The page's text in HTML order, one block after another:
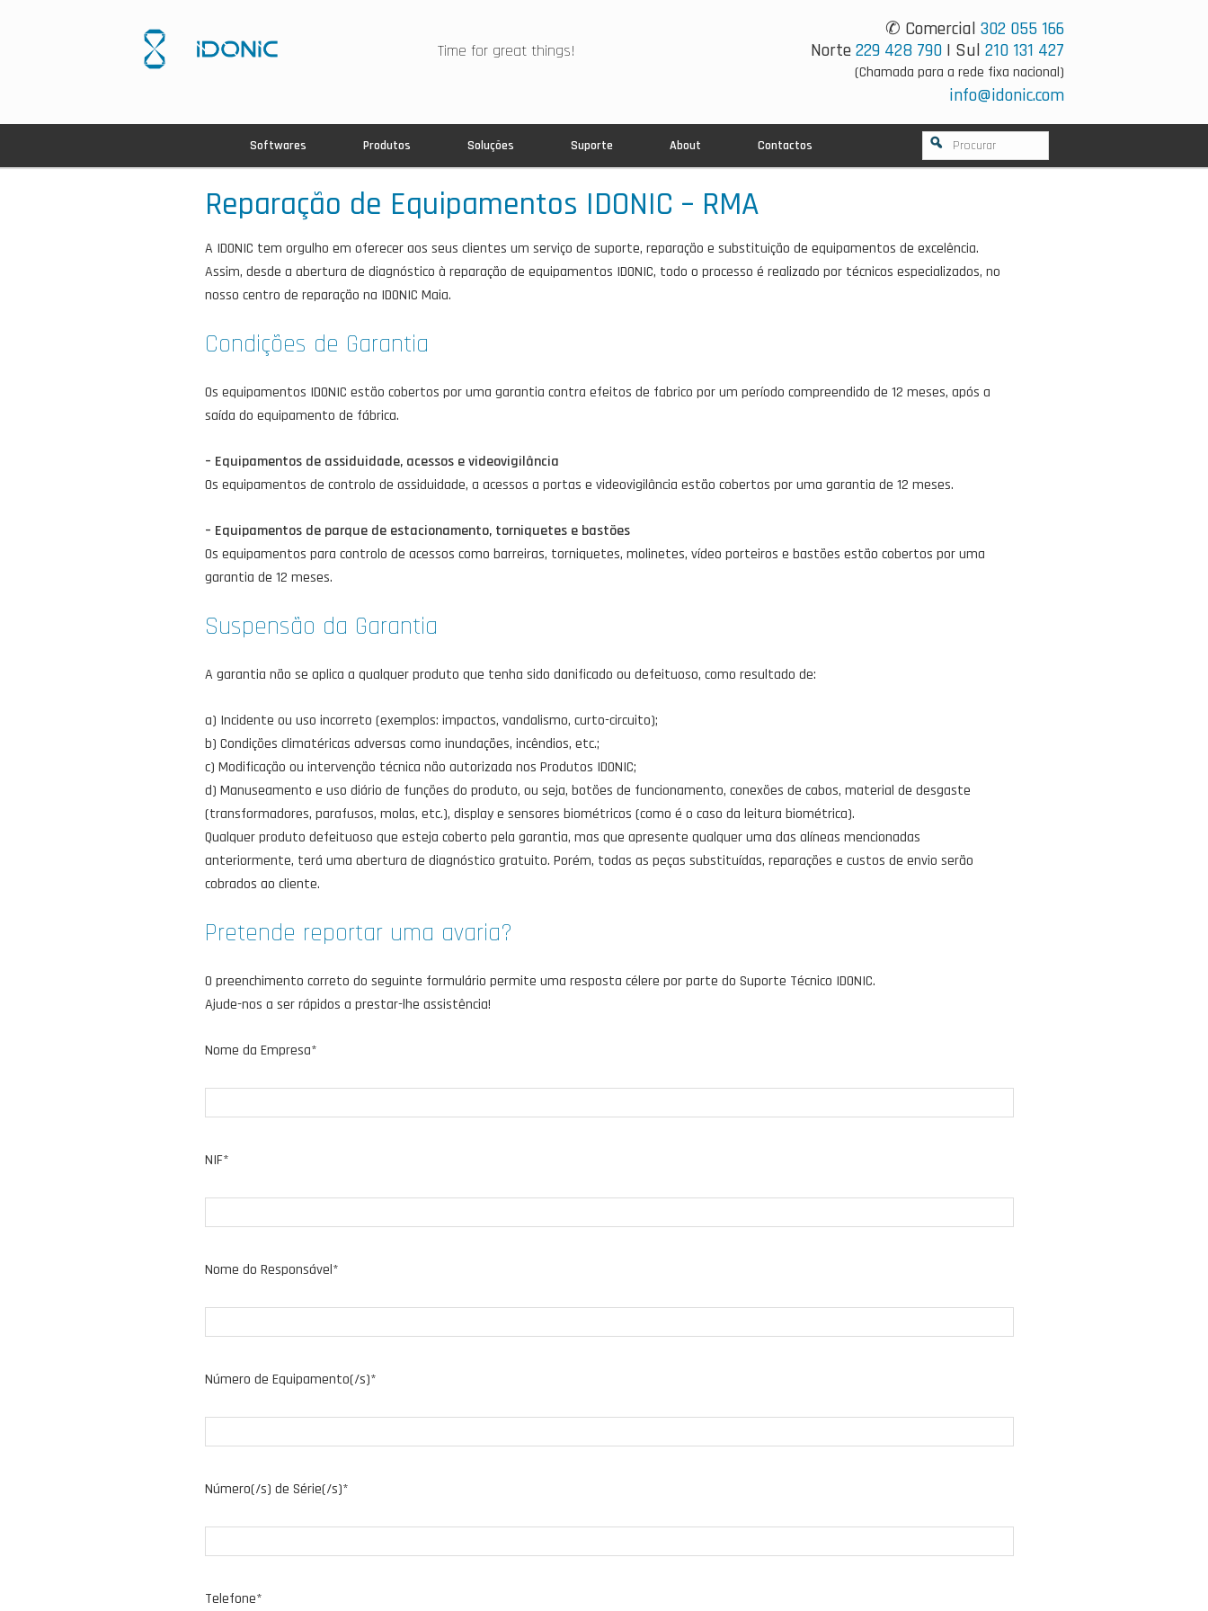
Time for great things!
✆ Comercial 302 055 166
Norte229 428 790 | Sul 210 131 427
(Chamada para a rede fixa nacional)
info@idonic.com
Softwares Produtos Soluções Suporte About Contactos
Reparação de Equipamentos IDONIC – RMA
A IDONIC tem orgulho em oferecer aos seus clientes um serviço de suporte, reparação e substituição de equipamentos de excelência.
Assim, desde a abertura de diagnóstico à reparação de equipamentos IDONIC, todo o processo é realizado por técnicos especializados, no
nosso centro de reparação na IDONIC Maia.
Condições de Garantia
Os equipamentos IDONIC estão cobertos por uma garantia contra efeitos de fabrico por um período compreendido de 12 meses, após a
saída do equipamento de fábrica.
– Equipamentos de assiduidade, acessos e videovigilância
Os equipamentos de controlo de assiduidade, a acessos a portas e videovigilância estão cobertos por uma garantia de 12 meses.
– Equipamentos de parque de estacionamento, torniquetes e bastões
Os equipamentos para controlo de acessos como barreiras, torniquetes, molinetes, vídeo porteiros e bastões estão cobertos por uma
garantia de 12 meses.
Suspensão da Garantia
A garantia não se aplica a qualquer produto que tenha sido danificado ou defeituoso, como resultado de:
a) Incidente ou uso incorreto (exemplos: impactos, vandalismo, curto-circuito);
b) Condições climatéricas adversas como inundações, incêndios, etc.;
c) Modificação ou intervenção técnica não autorizada nos Produtos IDONIC;
d) Manuseamento e uso diário de funções do produto, ou seja, botões de funcionamento, conexões de cabos, material de desgaste
(transformadores, parafusos, molas, etc.), display e sensores biométricos (como é o caso da leitura biométrica).
Qualquer produto defeituoso que esteja coberto pela garantia, mas que apresente qualquer uma das alíneas mencionadas
anteriormente, terá uma abertura de diagnóstico gratuito. Porém, todas as peças substituídas, reparações e custos de envio serão
cobrados ao cliente.
Pretende reportar uma avaria?
O preenchimento correto do seguinte formulário permite uma resposta célere por parte do Suporte Técnico IDONIC.
Ajude-nos a ser rápidos a prestar-lhe assistência!
Nome da Empresa*
NIF*
Nome do Responsável*
Número de Equipamento(/s)*
Número(/s) de Série(/s)*
Telefone*